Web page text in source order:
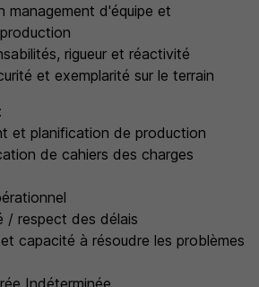
management d'équipe et
rigueur et réactivité
et exemplarité sur le terrain
et planification de production
de cahiers des charges
/ respect des délais
capacité à résoudre les problèmes
Indéterminée